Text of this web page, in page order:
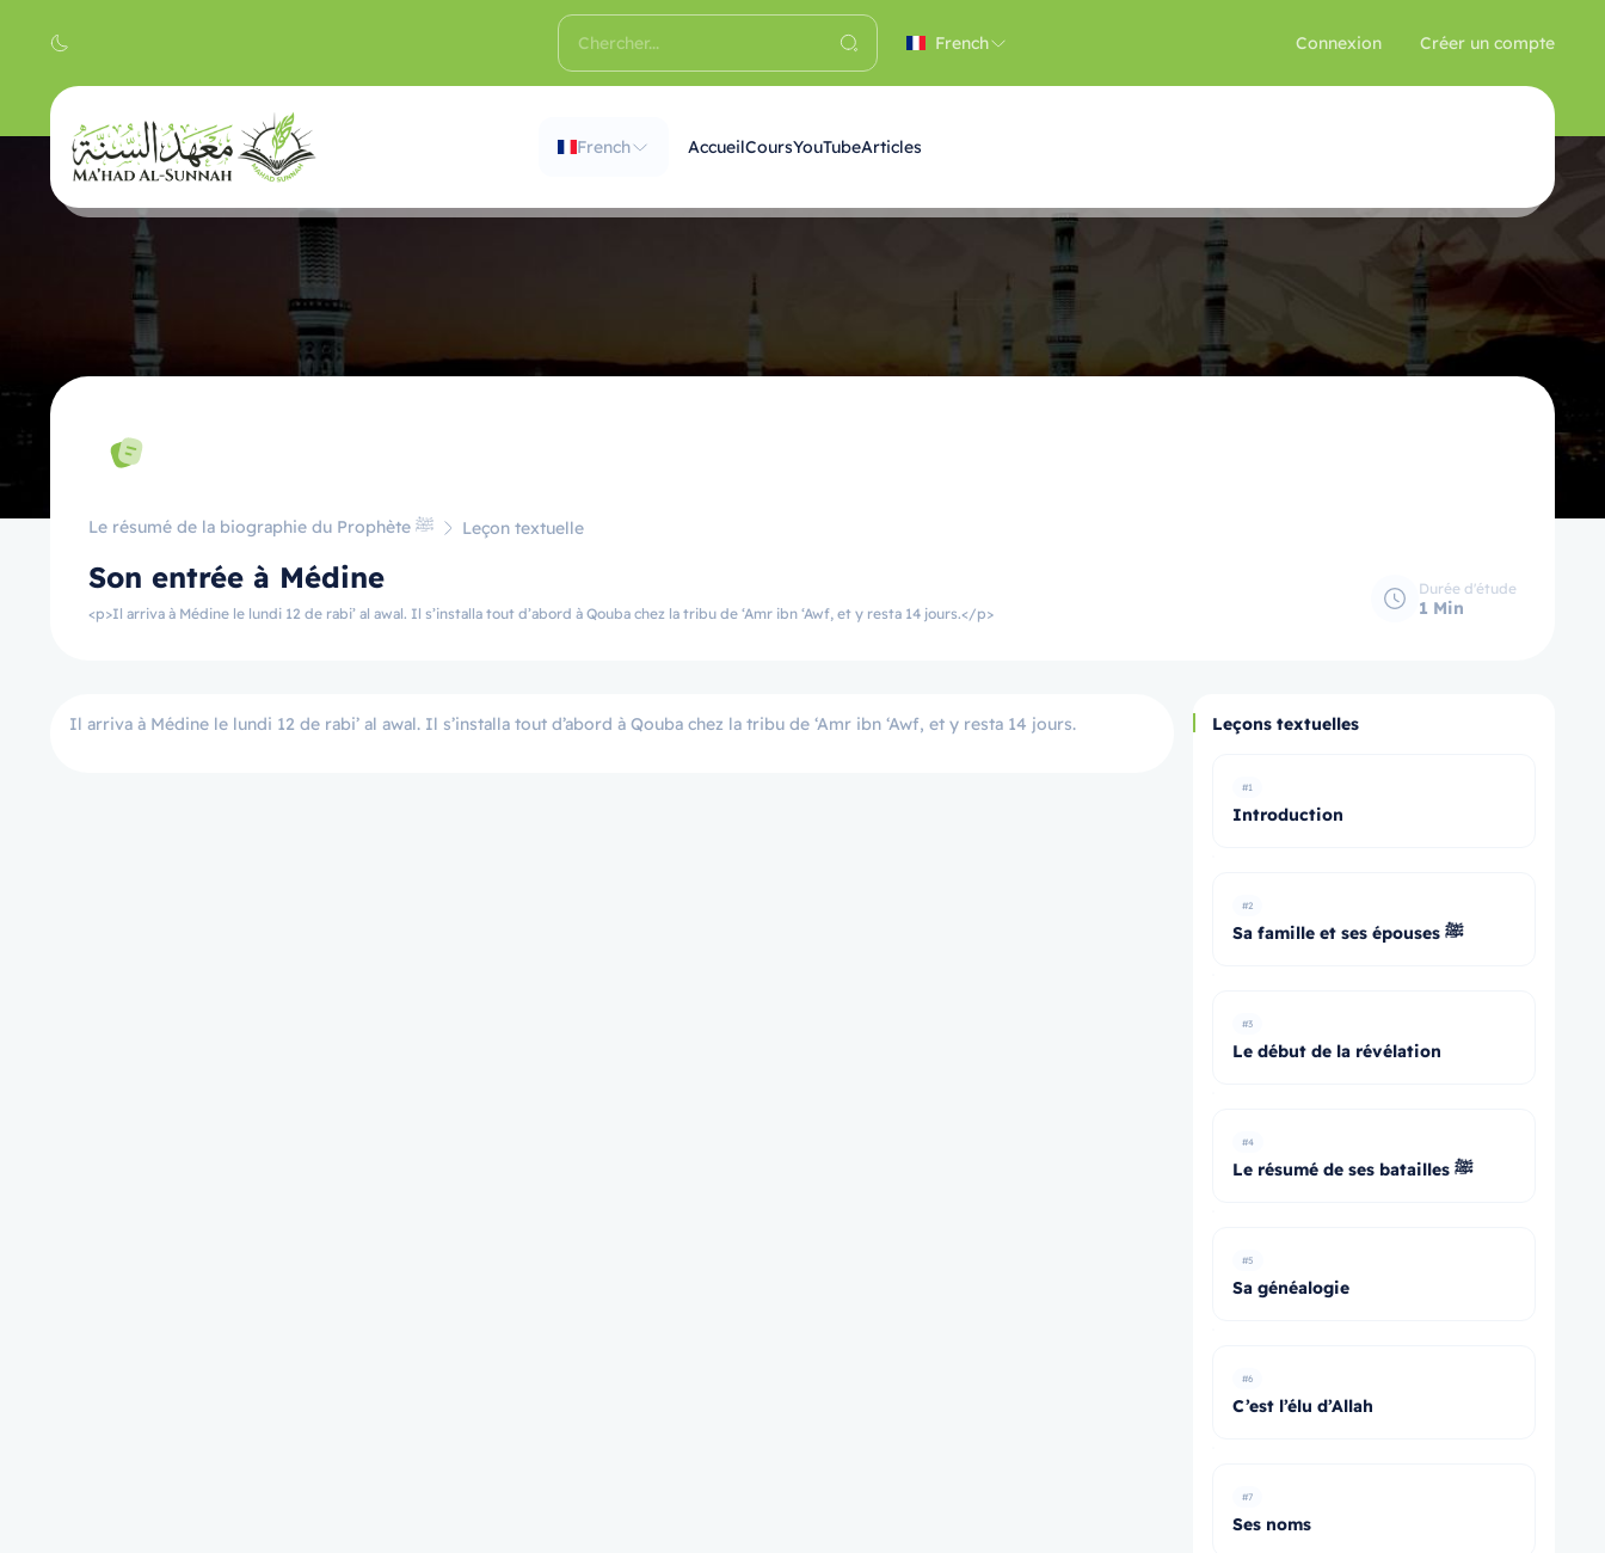
French Connexion Créer un compte
French AccueilCoursYouTubeArticles
Le résumé de la biographie du Prophète ﷺ Leçon textuelle
Son entrée à Médine
<p>Il arriva à Médine le lundi 12 de rabi’ al awal. Il s’installa tout d’abord à Qouba chez la tribu de ‘Amr ibn ‘Awf, et y resta 14 jours.</p>
Durée d'étude
1 Min
Il arriva à Médine le lundi 12 de rabi’ al awal. Il s’installa tout d’abord à Qouba chez la tribu de ‘Amr ibn ‘Awf, et y resta 14 jours. Leçons textuelles
#1
Introduction
#2
Sa famille et ses épouses ﷺ
#3
Le début de la révélation
#4
Le résumé de ses batailles ﷺ
#5
Sa généalogie
#6
C’est l’élu d’Allah
#7
Ses noms